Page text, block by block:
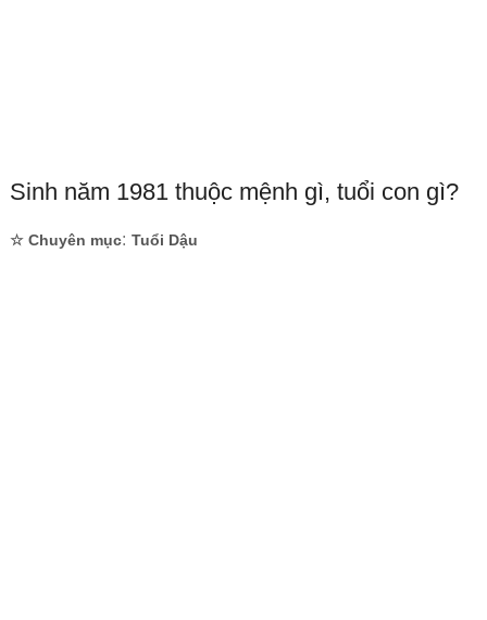
Sinh năm 1981 thuộc mệnh gì, tuổi con gì?
☆ Chuyên mục: Tuổi Dậu